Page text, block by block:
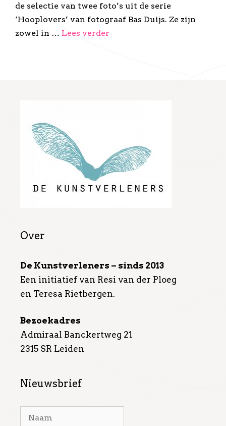
de selectie van twee foto’s uit de serie
‘Hooplovers’ van fotograaf Bas Duijs. Ze zijn
zowel in … Lees verder
Over
De Kunstverleners – sinds 2013
Een initiatief van Resi van der Ploeg
en Teresa Rietbergen.
Bezoekadres
Admiraal Banckertweg 21
2315 SR Leiden
Nieuwsbrief